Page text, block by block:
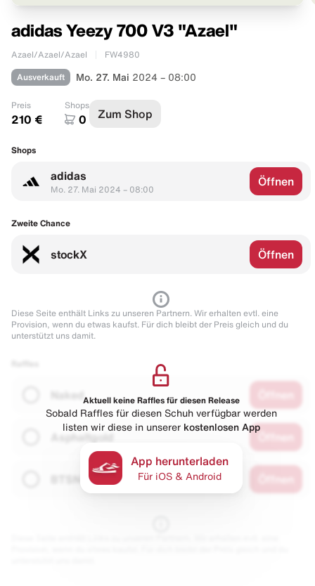
adidas Yeezy 700 V3 "Azael"
Azael/Azael/Azael FW4980
Ausverkauft Mo. 27. Mai 2024 – 08:00
Preis
210 €
Shops
0 Zum Shop
Shops
adidas
Mo. 27. Mai 2024 – 08:00
Öffnen
Zweite Chance
stockX Öffnen
Diese Seite enthält Links zu unseren Partnern. Wir erhalten evtl. eine
Provision, wenn du etwas kaufst. Für dich bleibt der Preis gleich und du
unterstützt uns damit.
Naked
Asphaltgold
Aktuell keine Raffles für diesen Release
Sobald Raffles für diesen Schuh verfügbar werden
listen wir diese in unserer kostenlosen App
App herunterladen
Für iOS & Android